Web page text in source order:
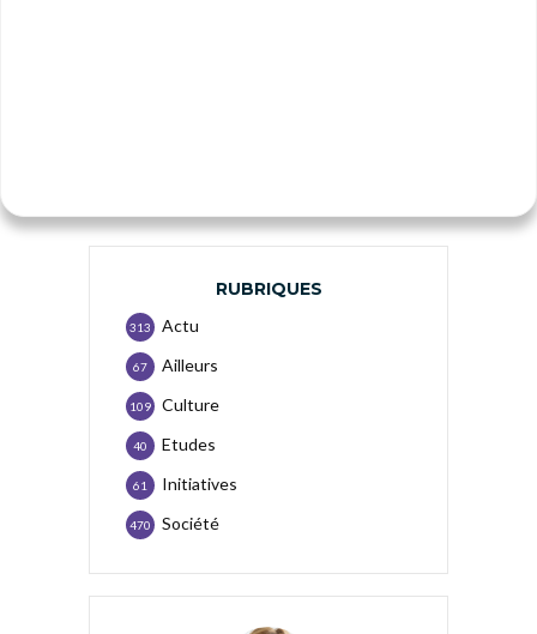
RUBRIQUES
Actu
313
Ailleurs
67
Culture
109
Etudes
40
Initiatives
61
Société
470